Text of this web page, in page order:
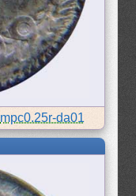
mpc0.25r-da01